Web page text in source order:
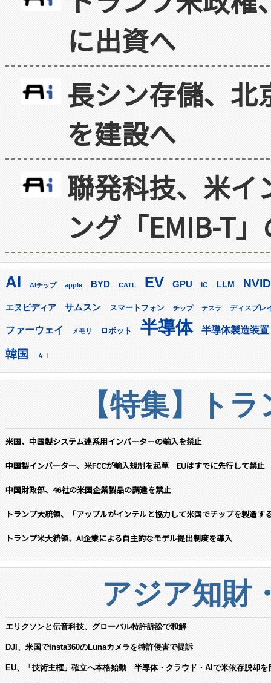
に出資へ
長シン存儲、北
を建設へ
聯発科技、米イ
ング「EMIB-T
AI AIチップ apple BYD CATL EV GPU IC LLM
エヌビディア サムスン スマートフォン チップ テスラ ディスプレ
ファーウェイ メモリ ロボット 半導体 半導体製造装置
韓国 ＡＩ
【特集】ト
米国、中国製システム連系用インバーターの輸入を禁止
中国製インバーター、米FCCが輸入規制を起草 EUはすでに先行して禁止
中国財政部、46社の米国企業製品の調達を禁止
トランプ大統領、「アップルがインテルと協力して米国でチップを製造す
トランプ米大統領、AI企業による自主的なモデル提出制度を導入
アジア知財
エリクソンと伝音科技、グローバル特許訴訟で和解
DJI、米国でInsta360のLunaカメラを特許侵害で提訴
EU、「技術主権」確立へ本格始動 半導体・クラウド・AIで米依存脱却を